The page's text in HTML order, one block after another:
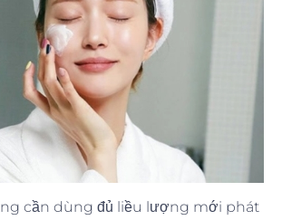
cần dùng đủ liều lượng mới phát